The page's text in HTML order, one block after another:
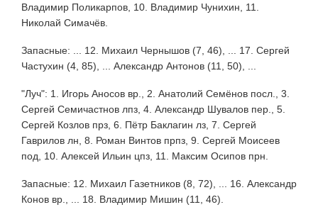
Владимир Поликарпов, 10. Владимир Чунихин, 11.
Николай Симачёв.
Запасные: ... 12. Михаил Чернышов (7, 46), ... 17. Сергей
Частухин (4, 85), ... Александр Антонов (11, 50), ...
"Луч": 1. Игорь Аносов вр., 2. Анатолий Семёнов посл., 3.
Сергей Семичастнов лпз, 4. Александр Шувалов пер., 5.
Сергей Козлов прз, 6. Пётр Баклагин лз, 7. Сергей
Гаврилов лн, 8. Роман Винтов прпз, 9. Сергей Моисеев
под, 10. Алексей Ильин цпз, 11. Максим Осипов прн.
Запасные: 12. Михаил Газетников (8, 72), ... 16. Александр
Конов вр., ... 18. Владимир Мишин (11, 46).